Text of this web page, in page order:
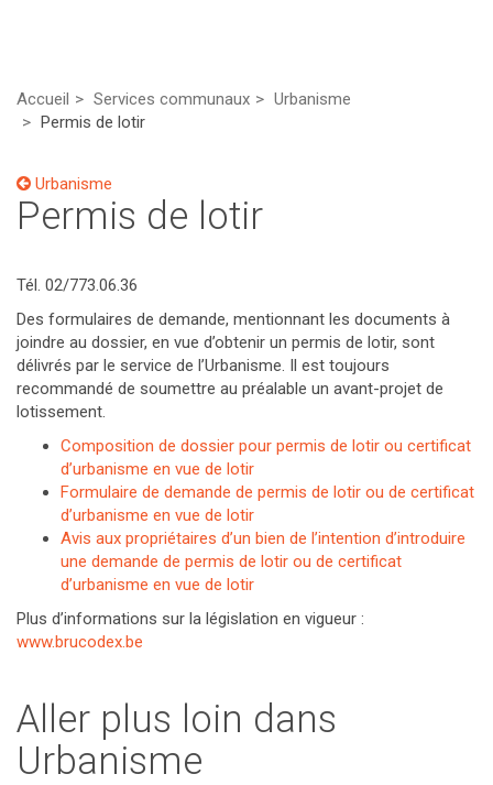
Accueil Services communaux
Urbanisme
Permis de lotir
Urbanisme
Permis de lotir
Tél. 02/773.06.36
Des formulaires de demande, mentionnant les documents à
joindre au dossier, en vue d’obtenir un permis de lotir, sont
délivrés par le service de l’Urbanisme. Il est toujours
recommandé de soumettre au préalable un avant-projet de
lotissement.
Composition de dossier pour permis de lotir ou certificat
d’urbanisme en vue de lotir
Formulaire de demande de permis de lotir ou de certificat
d’urbanisme en vue de lotir
Avis aux propriétaires d’un bien de l’intention d’introduire
une demande de permis de lotir ou de certificat
d’urbanisme en vue de lotir
Plus d’informations sur la législation en vigueur :
www.brucodex.be
Aller plus loin dans
Urbanisme